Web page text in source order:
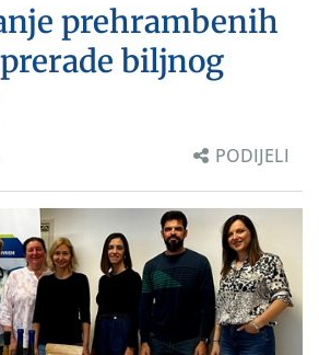
prehrambenih
biljnog
PODIJELI